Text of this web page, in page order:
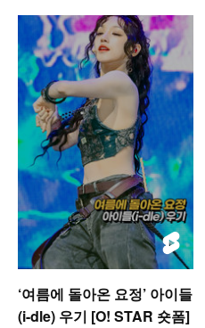
‘여름에 돌아온 요정’ 아이들
(i-dle) 우기 [O! STAR 숏폼]